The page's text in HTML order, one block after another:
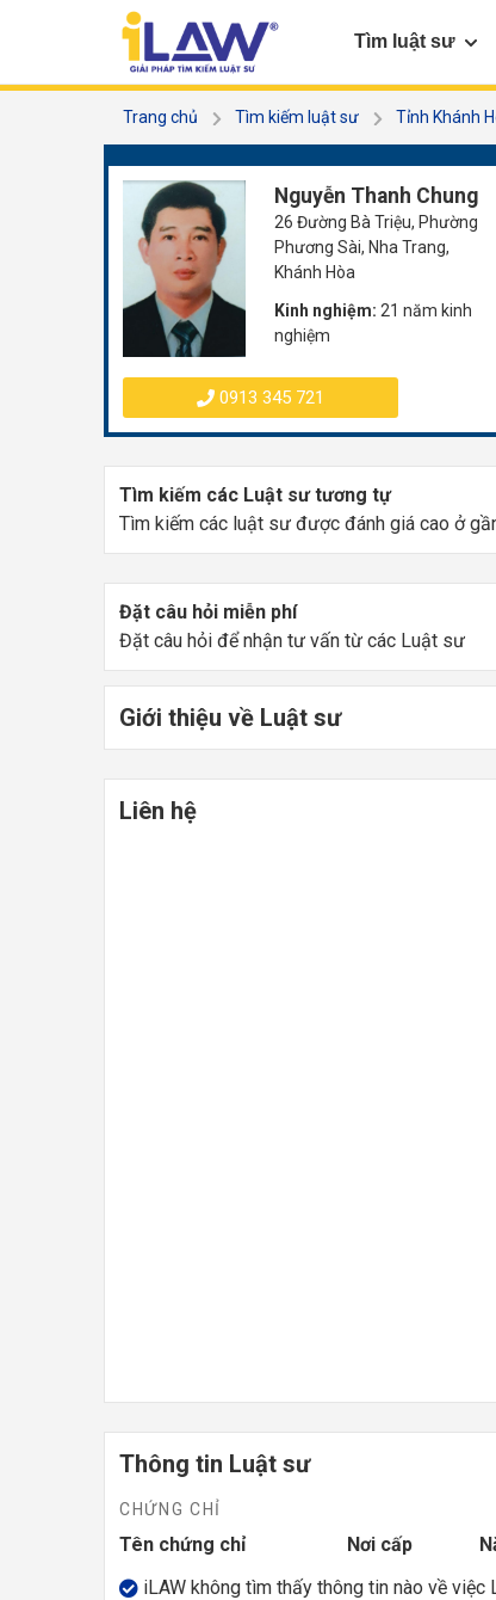
Tìm luật sư
Trang chủ Tìm kiếm luật sư Tỉnh Khánh
Nguyễn Thanh Chung
26 Đường Bà Triệu, Phường
Phương Sài, Nha Trang,
Khánh Hòa
Kinh nghiệm: 21 năm kinh
nghiệm
0913 345 721
Tìm kiếm các Luật sư tương tự
Tìm kiếm các luật sư được đánh giá cao ở
Đặt câu hỏi miễn phí
Đặt câu hỏi để nhận tư vấn từ các Luật sư
Giới thiệu về Luật sư
Liên hệ
Thông tin Luật sư
CHỨNG CHỈ
Tên chứng chỉ Nơi cấp
iLAW không tìm thấy thông tin nào về việc